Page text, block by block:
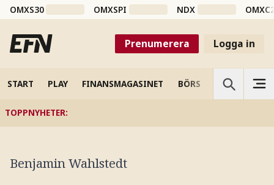
OMXS30 OMXSPI NDX
Prenumerera Logga in
START PLAY FINANSMAGASINET BÖRS VETENSKAP
TOPPNYHETER:
Benjamin Wahlstedt